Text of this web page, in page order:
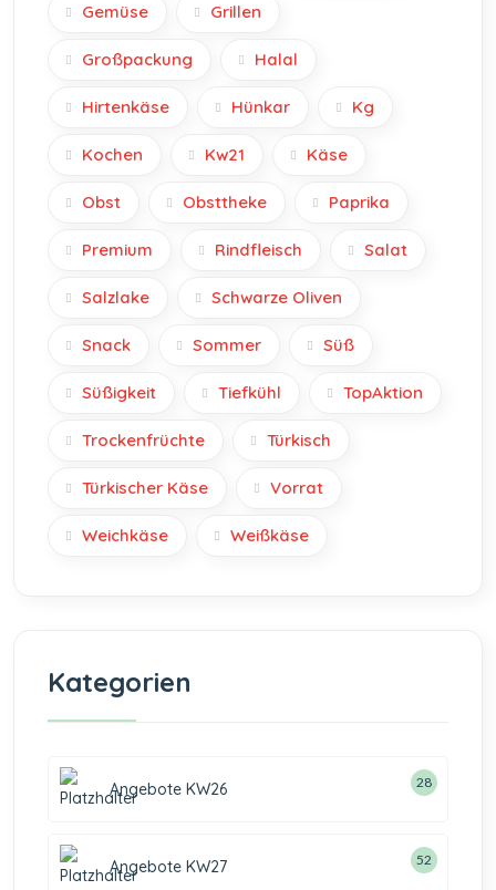
Gemüse Grillen
Großpackung Halal
Hirtenkäse Hünkar Kg
Kochen Kw21 Käse
Obst Obsttheke Paprika
Premium Rindfleisch Salat
Salzlake Schwarze Oliven
Snack Sommer Süß
Süßigkeit Tiefkühl TopAktion
Trockenfrüchte Türkisch
Türkischer Käse Vorrat
Weichkäse Weißkäse
Kategorien
Angebote KW26 28
Angebote KW27 52